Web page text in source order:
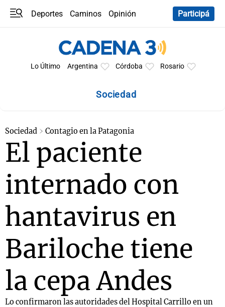
Deportes Caminos
Opinión
Participá
Lo Último Argentina Córdoba Rosario
Sociedad
Sociedad Contagio en la Patagonia
El paciente
internado con
hantavirus en
Bariloche tiene
la cepa Andes
Lo confirmaron las autoridades del Hospital Carrillo en un